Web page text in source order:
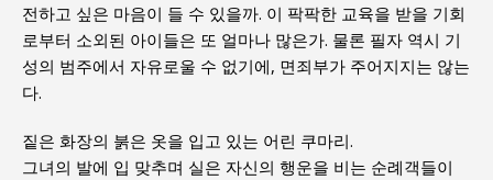
전하고 싶은 마음이 들 수 있을까. 이 팍팍한 교육을 받을 기회
로부터 소외된 아이들은 또 얼마나 많은가. 물론 필자 역시 기
성의 범주에서 자유로울 수 없기에, 면죄부가 주어지지는 않는
다.
짙은 화장의 붉은 옷을 입고 있는 어린 쿠마리.
그녀의 발에 입 맞추며 실은 자신의 행운을 비는 순례객들이